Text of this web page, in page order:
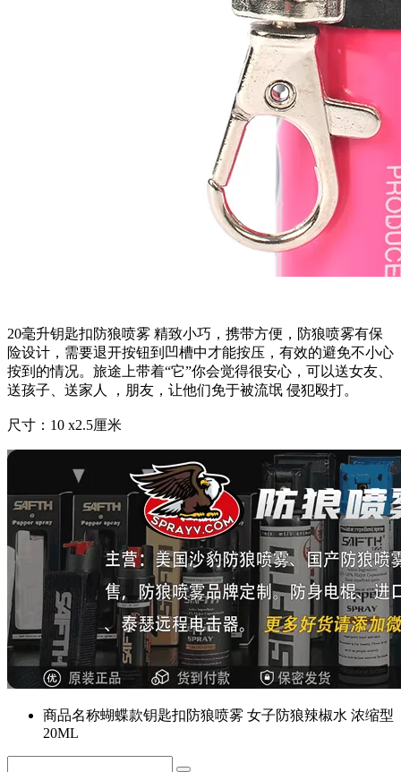
20毫升钥匙扣防狼喷雾 精致小巧，携带方便，防狼喷雾有保
险设计，需要退开按钮到凹槽中才能按压，有效的避免不小心
按到的情况。旅途上带着“它”你会觉得很安心，可以送女友、
送孩子、送家人 ，朋友，让他们免于被流氓 侵犯殴打。
尺寸：10 x2.5厘米
商品名称蝴蝶款钥匙扣防狼喷雾 女子防狼辣椒水 浓缩型
20ML